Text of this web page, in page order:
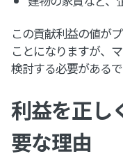
この貢献利益の値が
ことになりますが、
検討する必要があるで
利益を正し
要な理由